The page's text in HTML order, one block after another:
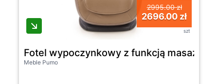
2995.00 zł
2696.00 zł
szt
Fotel wypoczynkowy z funkcją masażu
Meble Pumo